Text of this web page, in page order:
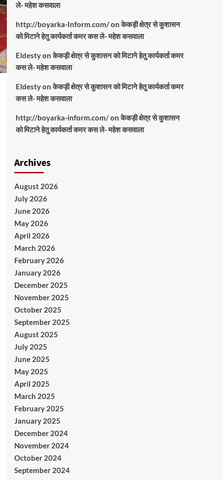
ले- महेश कसवाला
http://boyarka-Inform.com/onकेकड़ी क्षेत्र से कुशासन
को मिटाने हेतु कार्यकर्ता कमर कस ले- महेश कसवाला
Eldestyonकेकड़ी क्षेत्र से कुशासन को मिटाने हेतु कार्यकर्ता कमर
कस ले- महेश कसवाला
Eldestyonकेकड़ी क्षेत्र से कुशासन को मिटाने हेतु कार्यकर्ता कमर
कस ले- महेश कसवाला
http://boyarka-inform.com/onकेकड़ी क्षेत्र से कुशासन
को मिटाने हेतु कार्यकर्ता कमर कस ले- महेश कसवाला
Archives
August 2026
July 2026
June 2026
May 2026
April 2026
March 2026
February 2026
January 2026
December 2025
November 2025
October 2025
September 2025
August 2025
July 2025
June 2025
May 2025
April 2025
March 2025
February 2025
January 2025
December 2024
November 2024
October 2024
September 2024